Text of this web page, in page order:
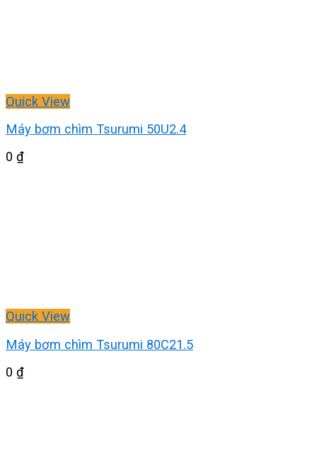
Quick View
Máy bơm chìm Tsurumi 50U2.4
0 ₫
Quick View
Máy bơm chìm Tsurumi 80C21.5
0 ₫